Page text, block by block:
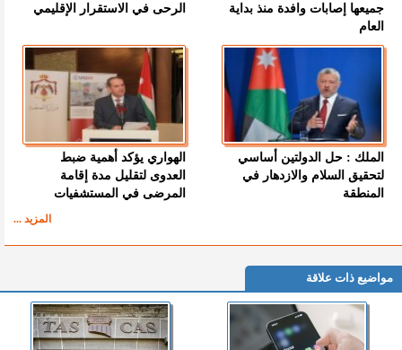
جميعها إصابات وافدة منذ بداية
العام
الرحى في الاستقرار الإقليمي
الملك : حل الدولتين أساسي
لتحقيق السلام والازدهار في
المنطقة
الهواري يؤكد أهمية ضبط
العدوى لتقليل مدة إقامة
المرضى في المستشفيات
المزيد ...
مواضيع ذات علاقة